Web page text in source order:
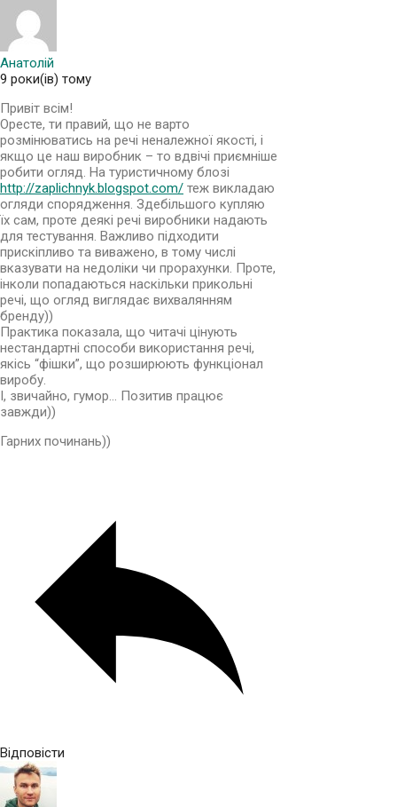
Анатолій
9 роки(ів) тому
Привіт всім!
Оресте, ти правий, що не варто
розмінюватись на речі неналежної якості, і
якщо це наш виробник – то вдвічі приємніше
робити огляд. На туристичному блозі
http://zaplichnyk.blogspot.com/ теж викладаю
огляди спорядження. Здебільшого купляю
їх сам, проте деякі речі виробники надають
для тестування. Важливо підходити
прискіпливо та виважено, в тому числі
вказувати на недоліки чи прорахунки. Проте,
інколи попадаються наскільки прикольні
речі, що огляд виглядає вихвалянням
бренду))
Практика показала, що читачі цінують
нестандартні способи використання речі,
якісь “фішки”, що розширюють функціонал
виробу.
І, звичайно, гумор… Позитив працює
завжди))
Гарних починань))
Відповісти